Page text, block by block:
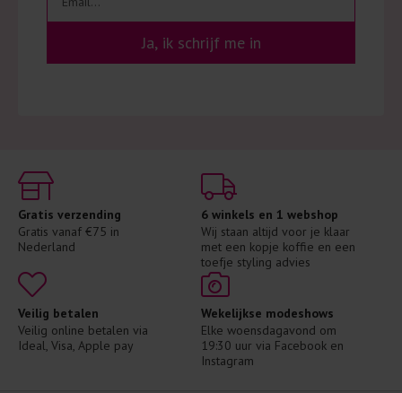
Ja, ik schrijf me in
Gratis verzending
Gratis vanaf €75 in
Nederland
6 winkels en 1 webshop
Wij staan altijd voor je klaar
met een kopje koffie en een
toefje styling advies
Veilig betalen
Veilig online betalen via
Ideal, Visa, Apple pay
Wekelijkse modeshows
Elke woensdagavond om
19:30 uur via Facebook en
Instagram